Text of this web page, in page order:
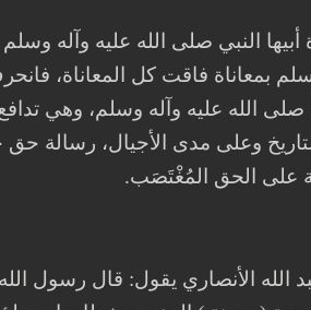
النبي صلى الله عليه وآله
بمعاناة فاقت كل المعاناة،
صلى الله عليه وآله وسلم، وهي
وعلى مدى الأجيال، رسالة
على الحق المُغْتَصَب.
الأنصاري يقول: قال رسول الله